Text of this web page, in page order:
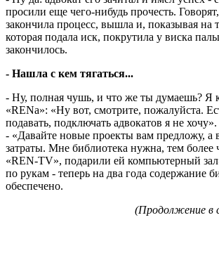
просили еще чего-нибудь прочесть. Говорят,
закончила процесс, вышла и, показывая на
которая подала иск, покрутила у виска
закончилось.
- Нашла с кем тягаться...
- Ну, полная чушь, и что же ты думаешь? Я
«RENа»: «Ну вот, смотрите, пожалуйста.
подавать, подключать адвокатов я не
- «Давайте новые проекты вам предложу, а
затраты. Мне библиотека нужна, тем более
«REN-TV», подарили ей компьютерный
по рукам - теперь на два года содержание
обеспечено.
(Продолжение в